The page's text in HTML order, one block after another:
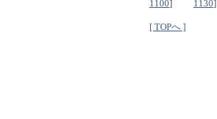
1100]
1130]
[ TOPへ ]